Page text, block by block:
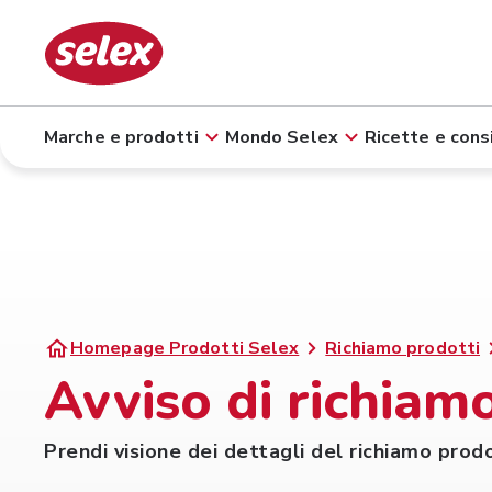
Marche e prodotti Mondo Selex Ricette e
Homepage Prodotti Selex Richiamo prodotti
Avviso di
Prendi visione dei dettagli del richiamo